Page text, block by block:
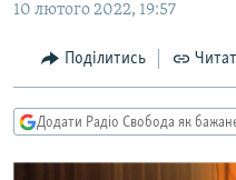
УКРАЇНА
ТИ ЯК?
СХЕМИ
МУЛЬТИМЕДІА
10 лютого 2022, 19:57
Поділитись
Додати Радіо Свобода як